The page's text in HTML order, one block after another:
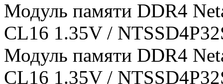
Модуль памяти DDR4
CL16 1.35V /
Модуль памяти DDR4
CL16 1.35V /